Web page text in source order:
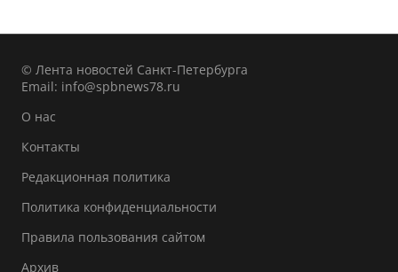
© Лента новостей Санкт-Петербурга
Email: info@spbnews78.ru
О нас
Контакты
Редакционная политика
Политика конфиденциальности
Правила пользования сайтом
Архив